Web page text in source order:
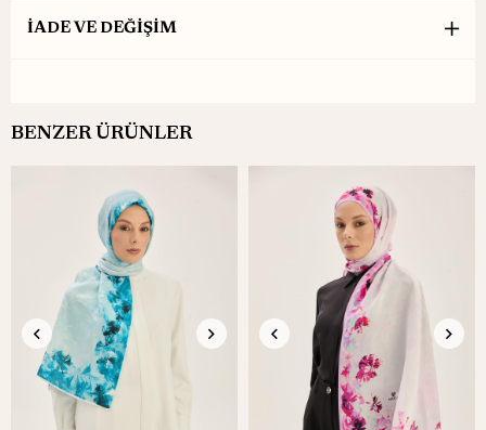
İADE VE DEĞİŞİM
BENZER ÜRÜNLER